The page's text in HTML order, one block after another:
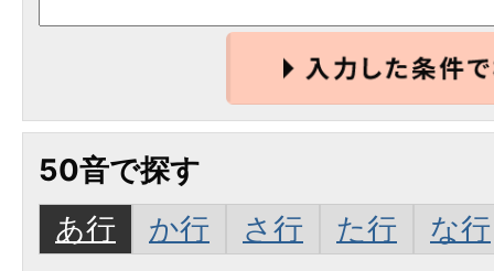
50音で探す
あ行
か行 さ行 た行 な行